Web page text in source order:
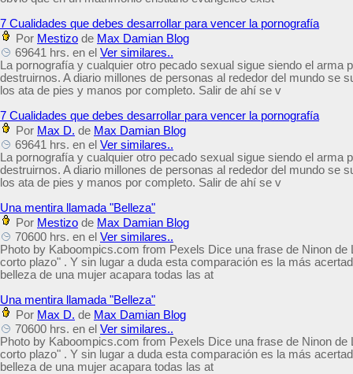
7 Cualidades que debes desarrollar para vencer la pornografía
Por Mestizo de Max Damian Blog
69641 hrs. en el Ver similares..
La pornografía y cualquier otro pecado sexual sigue siendo el
destruirnos. A diario millones de personas al rededor del mundo se
los ata de pies y manos por completo. Salir de ahí se v
7 Cualidades que debes desarrollar para vencer la pornografía
Por Max D. de Max Damian Blog
69641 hrs. en el Ver similares..
La pornografía y cualquier otro pecado sexual sigue siendo el
destruirnos. A diario millones de personas al rededor del mundo se
los ata de pies y manos por completo. Salir de ahí se v
Una mentira llamada "Belleza"
Por Mestizo de Max Damian Blog
70600 hrs. en el Ver similares..
Photo by Kaboompics.com from Pexels Dice una frase de Ninon
corto plazo" . Y sin lugar a duda esta comparación es la más
belleza de una mujer acapara todas las at
Una mentira llamada "Belleza"
Por Max D. de Max Damian Blog
70600 hrs. en el Ver similares..
Photo by Kaboompics.com from Pexels Dice una frase de Ninon
corto plazo" . Y sin lugar a duda esta comparación es la más
belleza de una mujer acapara todas las at